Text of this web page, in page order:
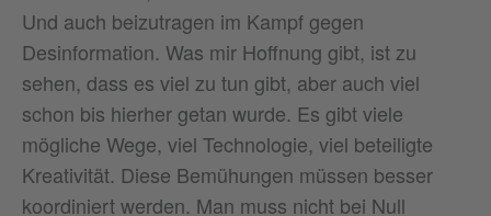
Und auch beizutragen im Kampf gegen
Desinformation. Was mir Hoffnung gibt, ist zu
sehen, dass es viel zu tun gibt, aber auch viel
schon bis hierher getan wurde. Es gibt viele
mögliche Wege, viel Technologie, viel beteiligte
Kreativität. Diese Bemühungen müssen besser
koordiniert werden. Man muss nicht bei Null